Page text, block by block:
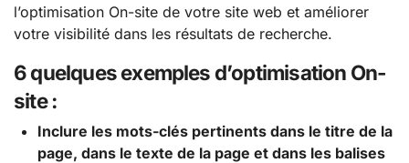
l’optimisation On-site de votre site web et améliorer
votre visibilité dans les résultats de recherche.
6 quelques exemples d’optimisation On-
site :
Inclure les mots-clés pertinents dans le titre de la
page, dans le texte de la page et dans les balises